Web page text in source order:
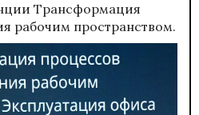
Трансформация
рабочим пространством.